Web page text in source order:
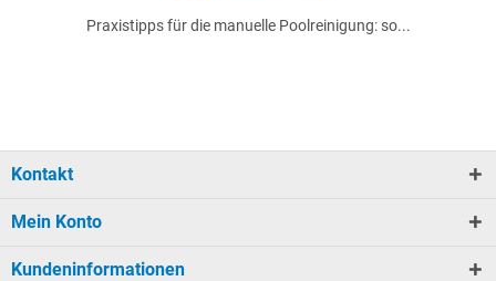
Praxistipps für die manuelle Poolreinigung: so...
Kontakt
Mein Konto
Kundeninformationen